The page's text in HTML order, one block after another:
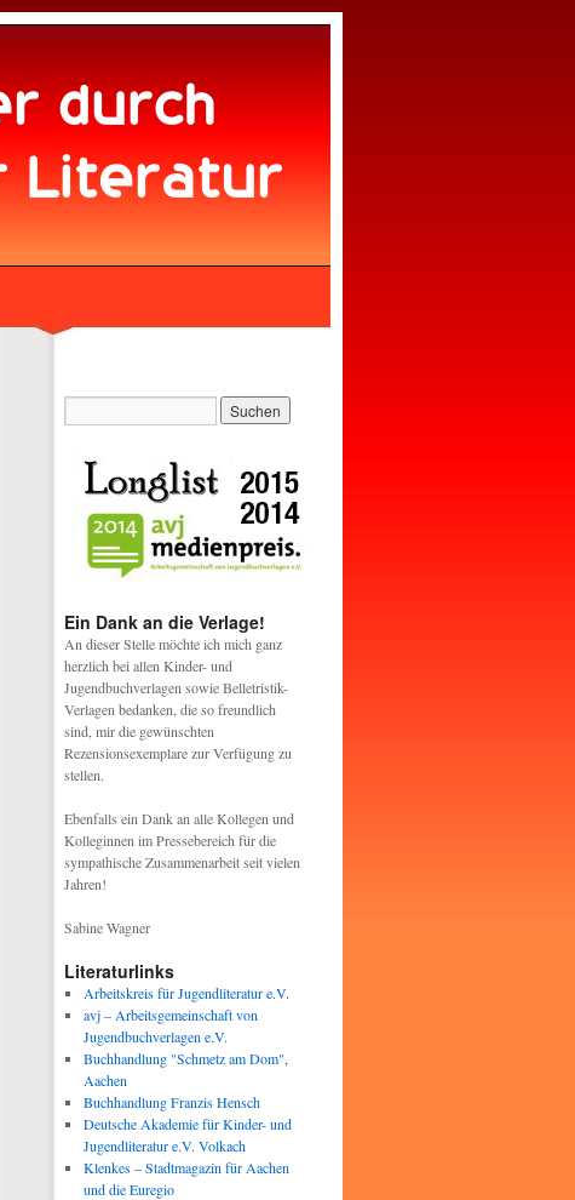
Ein Dank an die Verlage!
An dieser Stelle möchte ich mich ganz
herzlich bei allen Kinder- und
Jugendbuchverlagen sowie Belletristik-
Verlagen bedanken, die so freundlich
sind, mir die gewünschten
Rezensionsexemplare zur Verfügung zu
stellen.
Ebenfalls ein Dank an alle Kollegen und
Kolleginnen im Pressebereich für die
sympathische Zusammenarbeit seit vielen
Jahren!
Sabine Wagner
Literaturlinks
Arbeitskreis für Jugendliteratur e.V.
avj – Arbeitsgemeinschaft von
Jugendbuchverlagen e.V.
Buchhandlung "Schmetz am Dom",
Aachen
Buchhandlung Franzis Hensch
Deutsche Akademie für Kinder- und
Jugendliteratur e.V. Volkach
Klenkes – Stadtmagazin für Aachen
und die Euregio